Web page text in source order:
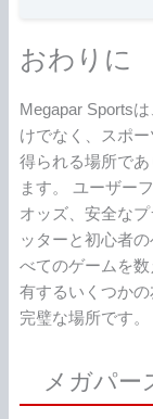
おわりに
Megapar Sports
けでなく、スポ
得られる場所で
ます。 ユーザー
オッズ、安全な
ッターと初心者
べてのゲームを
有するいくつか
完璧な場所です。
メガパー